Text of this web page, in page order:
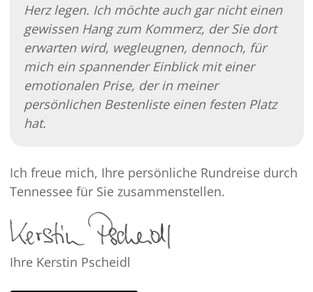
Herz legen. Ich möchte auch gar nicht einen
gewissen Hang zum Kommerz, der Sie dort
erwarten wird, wegleugnen, dennoch, für
mich ein spannender Einblick mit einer
emotionalen Prise, der in meiner
persönlichen Bestenliste einen festen Platz
hat.
Ich freue mich, Ihre persönliche Rundreise durch
Tennessee für Sie zusammenstellen.
Ihre Kerstin Pscheidl